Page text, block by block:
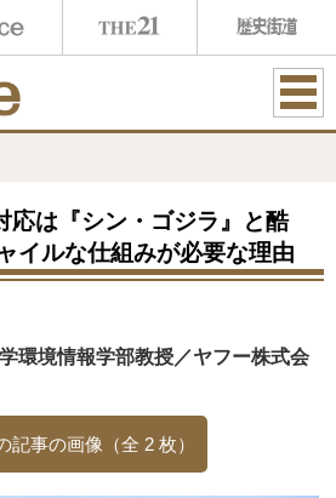
ME
応は『シン・ゴジラ』と酷
イルな仕組みが必要な理由
環境情報学部教授／ヤフー株式会
記事の画像（全 2 枚）